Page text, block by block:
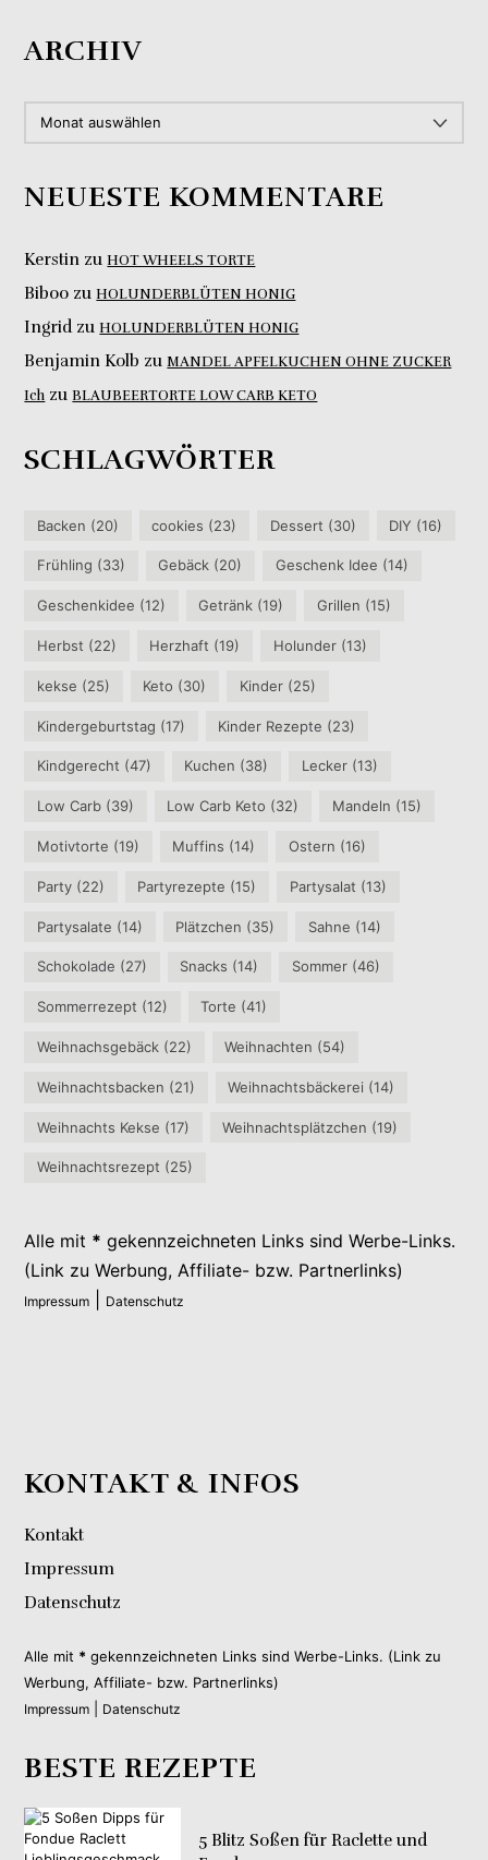
ARCHIV
NEUESTE KOMMENTARE
Kerstin zuHOT WHEELS TORTE
Biboo zuHOLUNDERBLÜTEN HONIG
IngridzuHOLUNDERBLÜTEN HONIG
Benjamin Kolb zuMANDEL APFELKUCHEN OHNE ZUCKER
Ich zuBLAUBEERTORTE LOW CARB KETO
SCHLAGWÖRTER
Backen (20) cookies (23) Dessert (30) DIY (16)
Frühling (33) Gebäck (20) Geschenk Idee (14)
Geschenkidee (12) Getränk (19) Grillen (15)
Herbst (22) Herzhaft (19) Holunder(13)
kekse (25) Keto (30) Kinder(25)
Kindergeburtstag (17) Kinder Rezepte (23)
Kindgerecht (47) Kuchen (38) Lecker(13)
Low Carb (39) Low Carb Keto (32) Mandeln (15)
Motivtorte (19) Muffins (14) Ostern (16)
Party (22) Partyrezepte (15) Partysalat (13)
Partysalate (14) Plätzchen (35) Sahne (14)
Schokolade (27) Snacks (14) Sommer(46)
Sommerrezept (12) Torte (41)
Weihnachsgebäck (22) Weihnachten (54)
Weihnachtsbacken (21) Weihnachtsbäckerei (14)
Weihnachts Kekse (17) Weihnachtsplätzchen (19)
Weihnachtsrezept (25)
Alle mit * gekennzeichneten Links sind Werbe-Links.
(Link zu Werbung, Affiliate- bzw. Partnerlinks)
Impressum Datenschutz
KONTAKT & INFOS
Kontakt
Impressum
Datenschutz
Alle mit * gekennzeichneten Links sind Werbe-Links. (Link zu
Werbung, Affiliate- bzw. Partnerlinks)
Impressum Datenschutz
BESTE REZEPTE
5 Blitz Soßen für Raclette und